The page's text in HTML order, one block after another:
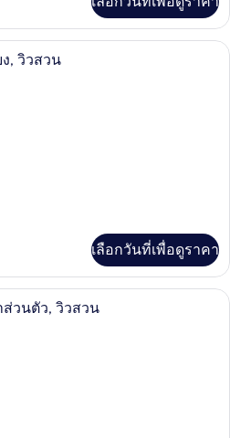
ห้องดีลักซ์, 1 ห้องนอน, ระเบียง, วิวสว
, วิวสวน
เลือกวันที่เพื่อดูราคา
ส่วนตัว, วิวสวน